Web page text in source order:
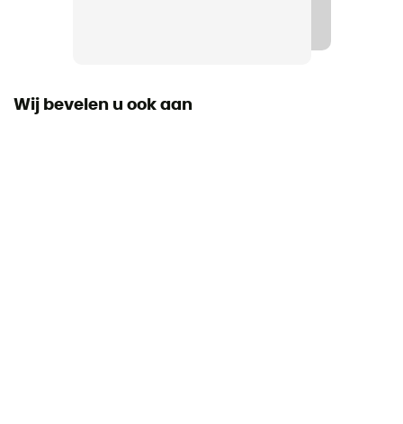
Wij bevelen u ook aan